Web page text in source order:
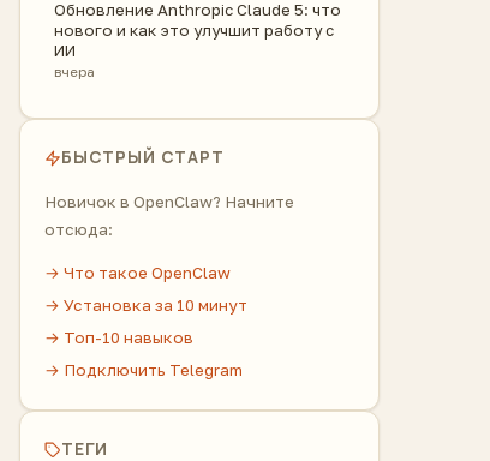
Обновление Anthropic Claude 5: что
нового и как это улучшит работу с
ИИ
вчера
БЫСТРЫЙ СТАРТ
Новичок в OpenClaw? Начните
отсюда:
→ Что такое OpenClaw
→ Установка за 10 минут
→ Топ-10 навыков
→ Подключить Telegram
ТЕГИ